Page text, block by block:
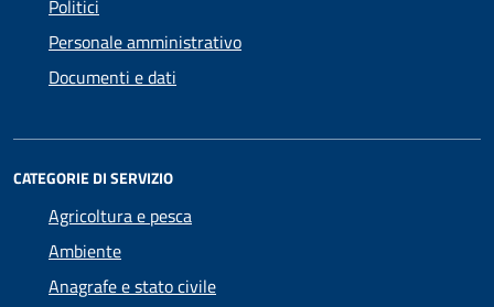
Politici
Personale amministrativo
Documenti e dati
CATEGORIE DI SERVIZIO
Agricoltura e pesca
Ambiente
Anagrafe e stato civile